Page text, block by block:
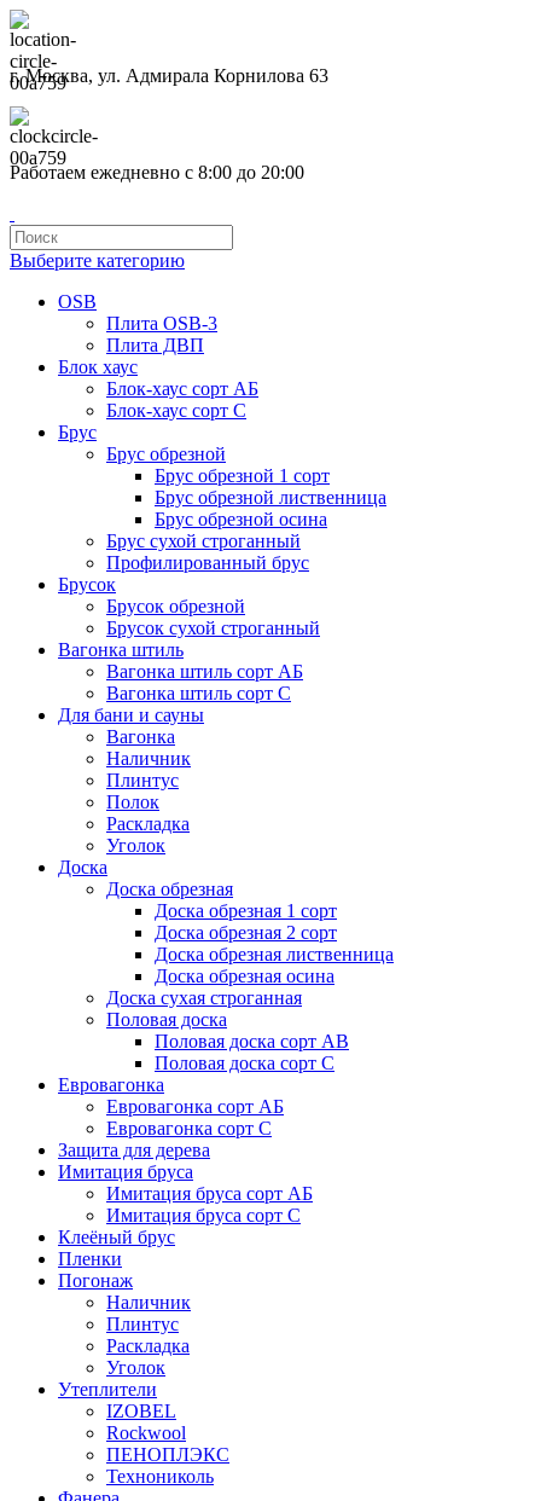
г. Москва, ул. Адмирала Корнилова 63
Работаем ежедневно с 8:00 до 20:00
Выберите категорию
OSB
Плита OSB-3
Плита ДВП
Блок хаус
Блок-хаус сорт АБ
Блок-хаус сорт С
Брус
Брус обрезной
Брус обрезной 1 сорт
Брус обрезной лиственница
Брус обрезной осина
Брус сухой строганный
Профилированный брус
Брусок
Брусок обрезной
Брусок сухой строганный
Вагонка штиль
Вагонка штиль сорт АБ
Вагонка штиль сорт С
Для бани и сауны
Вагонка
Наличник
Плинтус
Полок
Раскладка
Уголок
Доска
Доска обрезная
Доска обрезная 1 сорт
Доска обрезная 2 сорт
Доска обрезная лиственница
Доска обрезная осина
Доска сухая строганная
Половая доска
Половая доска сорт АВ
Половая доска сорт С
Евровагонка
Евровагонка сорт АБ
Евровагонка сорт С
Защита для дерева
Имитация бруса
Имитация бруса сорт АБ
Имитация бруса сорт С
Клеёный брус
Пленки
Погонаж
Наличник
Плинтус
Раскладка
Уголок
Утеплители
IZOBEL
Rockwool
ПЕНОПЛЭКС
Технониколь